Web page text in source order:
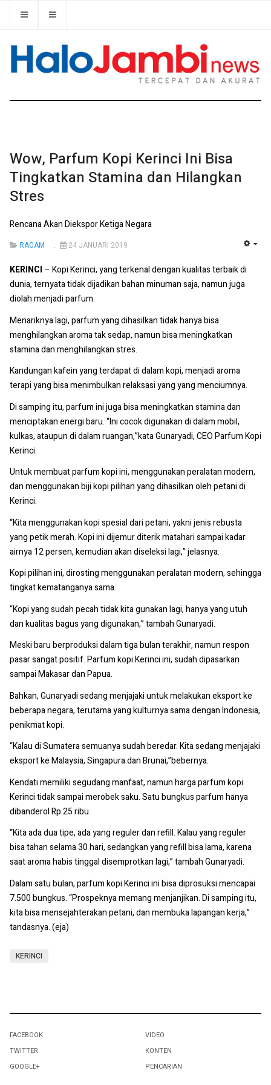
Wow, Parfum Kopi Kerinci Ini Bisa
Tingkatkan Stamina dan Hilangkan
Stres
Rencana Akan Diekspor Ketiga Negara
RAGAM 24 JANUARI 2019
KERINCI – Kopi Kerinci, yang terkenal dengan kualitas terbaik di
dunia, ternyata tidak dijadikan bahan minuman saja, namun juga
diolah menjadi parfum.
Menariknya lagi, parfum yang dihasilkan tidak hanya bisa
menghilangkan aroma tak sedap, namun bisa meningkatkan
stamina dan menghilangkan stres.
Kandungan kafein yang terdapat di dalam kopi, menjadi aroma
terapi yang bisa menimbulkan relaksasi yang yang menciumnya.
Di samping itu, parfum ini juga bisa meningkatkan stamina dan
menciptakan energi baru. “Ini cocok digunakan di dalam mobil,
kulkas, ataupun di dalam ruangan,”kata Gunaryadi, CEO Parfum Kopi
Kerinci.
Untuk membuat parfum kopi ini, menggunakan peralatan modern,
dan menggunakan biji kopi pilihan yang dihasilkan oleh petani di
Kerinci.
“Kita menggunakan kopi spesial dari petani, yakni jenis rebusta
yang petik merah. Kopi ini dijemur diterik matahari sampai kadar
airnya 12 persen, kemudian akan diseleksi lagi,” jelasnya.
Kopi pilihan ini, dirosting menggunakan peralatan modern, sehingga
tingkat kematanganya sama.
“Kopi yang sudah pecah tidak kita gunakan lagi, hanya yang utuh
dan kualitas bagus yang digunakan,” tambah Gunaryadi.
Meski baru berproduksi dalam tiga bulan terakhir, namun respon
pasar sangat positif. Parfum kopi Kerinci ini, sudah dipasarkan
sampai Makasar dan Papua.
Bahkan, Gunaryadi sedang menjajaki untuk melakukan eksport ke
beberapa negara, terutama yang kulturnya sama dengan Indonesia,
penikmat kopi.
“Kalau di Sumatera semuanya sudah beredar. Kita sedang menjajaki
eksport ke Malaysia, Singapura dan Brunai,”bebernya.
Kendati memiliki segudang manfaat, namun harga parfum kopi
Kerinci tidak sampai merobek saku. Satu bungkus parfum hanya
dibanderol Rp 25 ribu.
“Kita ada dua tipe, ada yang reguler dan refill. Kalau yang reguler
bisa tahan selama 30 hari, sedangkan yang refill bisa lama, karena
saat aroma habis tinggal disemprotkan lagi,” tambah Gunaryadi.
Dalam satu bulan, parfum kopi Kerinci ini bisa diprosuksi mencapai
7.500 bungkus. “Prospeknya memang menjanjikan. Di samping itu,
kita bisa mensejahterakan petani, dan membuka lapangan kerja,”
tandasnya. (eja)
KERINCI
FACEBOOK
TWITTER
GOOGLE+
VIDEO
KONTEN
PENCARIAN